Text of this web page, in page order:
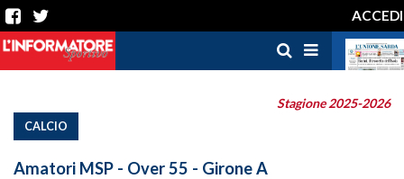
ACCEDI
Stagione 2025-2026
CALCIO
Amatori MSP - Over 55 - Girone A